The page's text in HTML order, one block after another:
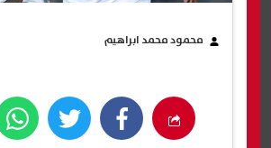
محمود محمد ابراهيم